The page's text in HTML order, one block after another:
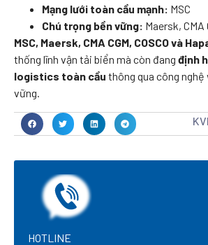
Mạng lưới toàn cầu mạnh: MSC
Chú trọng bền vững: Maersk,
MSC, Maersk, CMA CGM, COSCO và
thống lĩnh vận tải biển mà còn đang định
logistics toàn cầu thông qua công
vững.
HOTLINE​